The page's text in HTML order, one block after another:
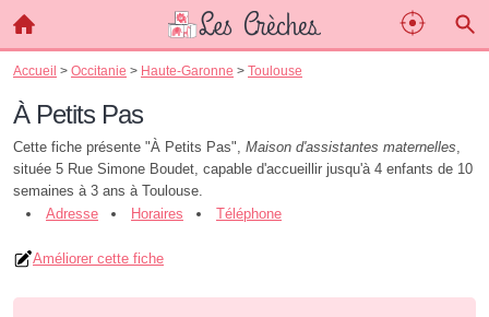
Accueil > Occitanie > Haute-Garonne > Toulouse
À Petits Pas
Cette fiche présente "À Petits Pas", Maison d'assistantes maternelles,
située 5 Rue Simone Boudet, capable d'accueillir jusqu'à 4 enfants de 10
semaines à 3 ans à Toulouse.
Adresse
Horaires Téléphone
Améliorer cette fiche